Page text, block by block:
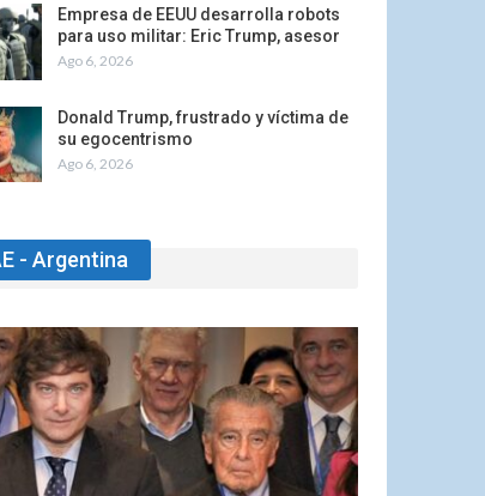
Empresa de EEUU desarrolla robots
para uso militar: Eric Trump, asesor
Ago 6, 2026
Donald Trump, frustrado y víctima de
su egocentrismo
Ago 6, 2026
- Argentina